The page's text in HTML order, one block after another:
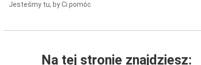
Jesteśmy tu, by Ci pomóc
Na tej stronie znajdziesz: